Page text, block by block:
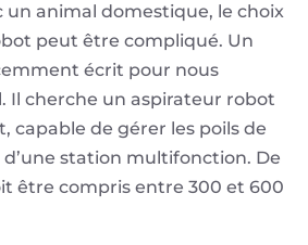
un animal domestique, le choix
peut être compliqué. Un
écrit pour nous
Il cherche un aspirateur robot
capable de gérer les poils de
station multifonction. De
être compris entre 300 et 600